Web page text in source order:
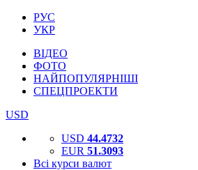
РУС
УКР
ВІДЕО
ФОТО
НАЙПОПУЛЯРНІШІ
СПЕЦПРОЕКТИ
USD
USD 44.4732
EUR 51.3093
Всі курси валют